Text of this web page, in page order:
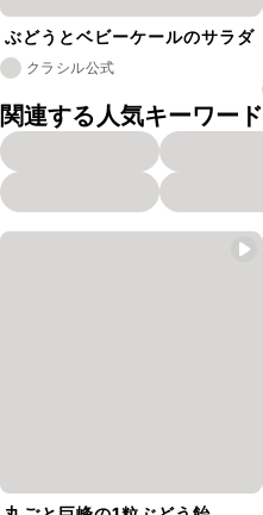
ぶどうとベビーケールのサラダ
クラシル公式
関連する人気キーワード